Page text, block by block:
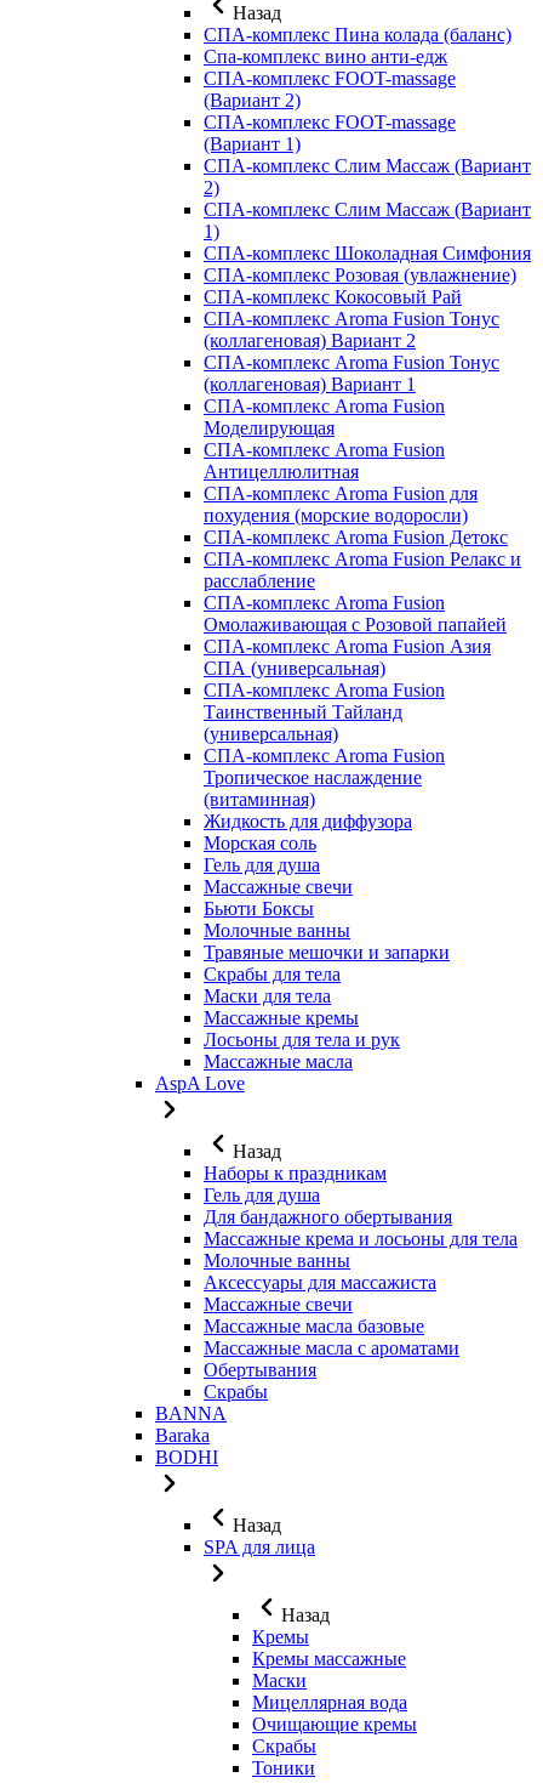
Назад
СПА-комплекс Пина колада (баланс)
Cпа-комплекс вино анти-едж
СПА-комплекс FOOT-massage
(Вариант 2)
СПА-комплекс FOOT-massage
(Вариант 1)
СПА-комплекс Слим Массаж (Вариант
2)
СПА-комплекс Слим Массаж (Вариант
1)
СПА-комплекс Шоколадная Симфония
СПА-комплекс Розовая (увлажнение)
СПА-комплекс Кокосовый Рай
СПА-комплекс Aroma Fusion Тонус
(коллагеновая) Вариант 2
СПА-комплекс Aroma Fusion Тонус
(коллагеновая) Вариант 1
СПА-комплекс Aroma Fusion
Моделирующая
СПА-комплекс Aroma Fusion
Антицеллюлитная
СПА-комплекс Aroma Fusion для
похудения (морские водоросли)
СПА-комплекс Aroma Fusion Детокс
СПА-комплекс Aroma Fusion Релакс и
расслабление
СПА-комплекс Aroma Fusion
Омолаживающая с Розовой папайей
СПА-комплекс Aroma Fusion Азия
СПА (универсальная)
СПА-комплекс Aroma Fusion
Таинственный Тайланд
(универсальная)
СПА-комплекс Aroma Fusion
Тропическое наслаждение
(витаминная)
Жидкость для диффузора
Морская соль
Гель для душа
Массажные свечи
Бьюти Боксы
Молочные ванны
Травяные мешочки и запарки
Скрабы для тела
Маски для тела
Массажные кремы
Лосьоны для тела и рук
Массажные масла
AspA Love
Назад
Наборы к праздникам
Гель для душа
Для бандажного обертывания
Массажные крема и лосьоны для тела
Молочные ванны
Аксессуары для массажиста
Массажные свечи
Массажные масла базовые
Массажные масла с ароматами
Обертывания
Скрабы
BANNA
Baraka
BODHI
Назад
SPA для лица
Назад
Кремы
Кремы массажные
Маски
Мицеллярная вода
Очищающие кремы
Скрабы
Тоники